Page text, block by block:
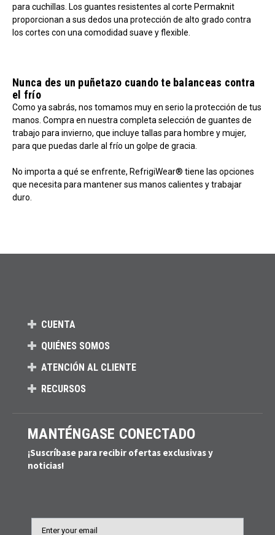
para cuchillas. Los guantes resistentes al corte Permaknit
proporcionan a sus dedos una protección de alto grado contra
los cortes con una comodidad suave y flexible.
Nunca des un puñetazo cuando te balanceas contra
el frío
Como ya sabrás, nos tomamos muy en serio la protección de tus
manos. Compra en nuestra completa selección de guantes de
trabajo para invierno, que incluye tallas para hombre y mujer,
para que puedas darle al frío un golpe de gracia.
No importa a qué se enfrente, RefrigiWear® tiene las opciones
que necesita para mantener sus manos calientes y trabajar
duro.
CUENTA
QUIÉNES SOMOS
ATENCIÓN AL CLIENTE
RECURSOS
MANTÉNGASE CONECTADO
¡Suscríbase para recibir ofertas exclusivas y
noticias!